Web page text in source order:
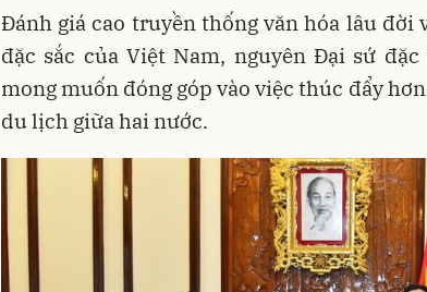
Đánh giá cao truyền thống văn hóa lâu đời
đặc sắc của Việt Nam, nguyên Đại sứ
mong muốn đóng góp vào việc thúc đẩy
du lịch giữa hai nước.